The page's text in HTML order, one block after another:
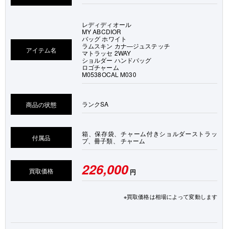
アイテム名
レディディオール
MY ABCDIOR
バッグ ホワイト
ラムスキン カナ―ジュステッチ
マトラッセ 2WAY
ショルダー ハンドバッグ
ロゴチャーム
M0538OCAL M030
商品の状態 ランクSA
付属品
箱、保存袋、チャーム付きショルダーストラッ
プ、冊子類、 チャーム
買取価格 226,000円
※買取価格は相場によって変動します